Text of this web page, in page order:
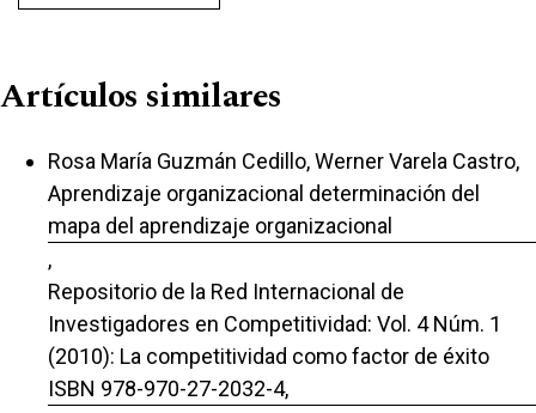
Artículos similares
Rosa María Guzmán Cedillo, Werner Varela Castro,
Aprendizaje organizacional determinación del
mapa del aprendizaje organizacional
,
Repositorio de la Red Internacional de
Investigadores en Competitividad: Vol. 4 Núm. 1
(2010): La competitividad como factor de éxito
ISBN 978-970-27-2032-4,